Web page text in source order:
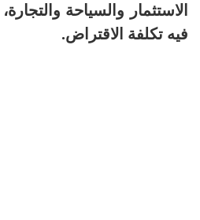
الاستثمار والسياحة
فيه تكلفة الاقتراض.